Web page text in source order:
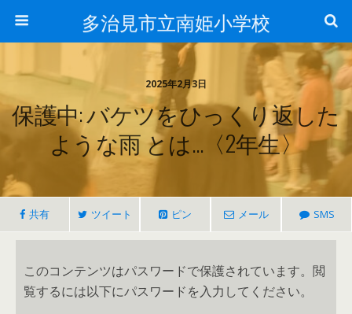
多治見市立南姫小学校
2025年2月3日
保護中: バケツをひっくり返した
ような雨 とは…〈2年生〉
共有 ツイート ピン メール SMS
このコンテンツはパスワードで保護されています。閲
覧するには以下にパスワードを入力してください。